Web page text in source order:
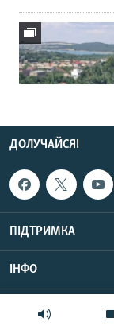
ДОЛУЧАЙСЯ!
ПІДТРИМКА
ІНФО